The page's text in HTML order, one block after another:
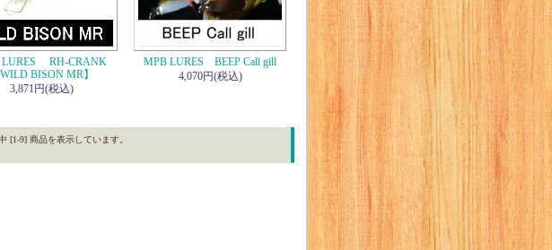
LURES RH-CRANK
WILD BISON MR】
3,871円(税込)
MPB LURES BEEP Call gill
4,070円(税込)
[1-9] 商品を表示しています。